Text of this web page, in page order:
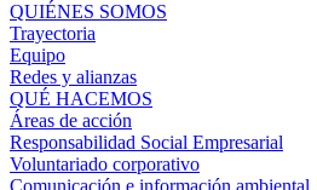
QUIÉNES SOMOS
Trayectoria
Equipo
Redes y alianzas
QUÉ HACEMOS
Áreas de acción
Responsabilidad Social Empresarial
Voluntariado corporativo
Comunicación e información ambiental